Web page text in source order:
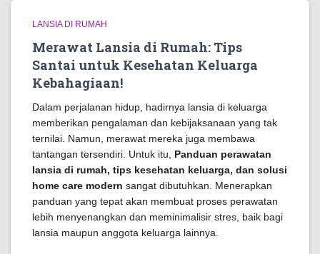
LANSIA DI RUMAH
Merawat Lansia di Rumah: Tips
Santai untuk Kesehatan Keluarga
Kebahagiaan!
Dalam perjalanan hidup, hadirnya lansia di keluarga
memberikan pengalaman dan kebijaksanaan yang tak
ternilai. Namun, merawat mereka juga membawa
tantangan tersendiri. Untuk itu, Panduan perawatan
lansia di rumah, tips kesehatan keluarga, dan solusi
home care modern sangat dibutuhkan. Menerapkan
panduan yang tepat akan membuat proses perawatan
lebih menyenangkan dan meminimalisir stres, baik bagi
lansia maupun anggota keluarga lainnya.